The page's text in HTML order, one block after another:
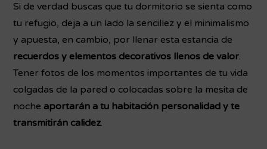
Si de verdad buscas que tu dormitorio se sienta como
tu refugio, deja a un lado la sencillez y el minimalismo
y apuesta, en cambio, por llenar esta estancia de
recuerdos y elementos decorativos llenos de valor.
Tener fotos de los momentos importantes de tu vida
colgadas de la pared o colocadas sobre la mesita de
noche aportarán a tu habitación personalidad y te
transmitirán calidez.